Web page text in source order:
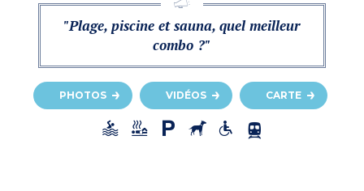
"Plage, piscine et sauna, quel meilleur
combo ?"
PHOTOS VIDÉOS CARTE